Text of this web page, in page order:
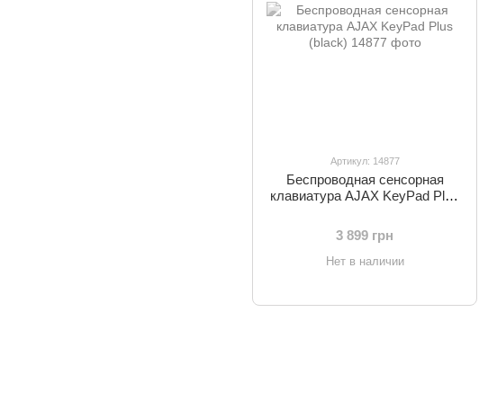
Артикул: 14877
Беспроводная сенсорная
клавиатура AJAX KeyPad Plus
3 899 грн
Нет в наличии